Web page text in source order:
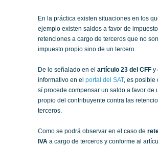
En la práctica existen situaciones en los
ejemplo existen saldos a favor de
retenciones a cargo de terceros que no
impuesto propio sino de un tercero.
De lo señalado en el artículo 23 del CFF y
informativo en el portal del SAT, es posible
sí procede compensar un saldo a favor de
propio del contribuyente contra las
terceros.
Como se podrá observar en el caso de
IVA a cargo de terceros y conforme al